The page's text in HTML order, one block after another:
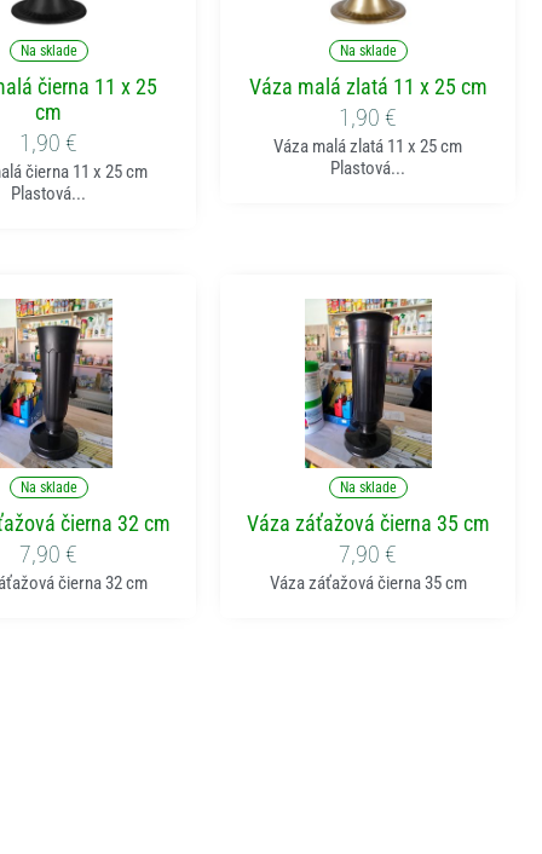
do košíka
Na sklade
čierna 11 x 25
cm
1,90 €
čierna 11 x 25 cm
Plastová...
Pridať do košíka
Na sklade
Váza malá zlatá 11 x 25 cm
1,90 €
Váza malá zlatá 11 x 25 cm
Plastová...
do košíka
Na sklade
čierna 32 cm
7,90 €
čierna 32 cm
Pridať do košíka
Na sklade
Váza záťažová čierna 35 cm
7,90 €
Váza záťažová čierna 35 cm